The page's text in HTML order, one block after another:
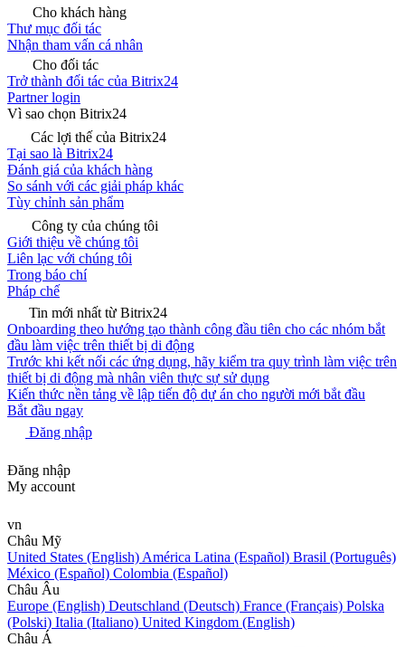
Cho khách hàng
Thư mục đối tác
Nhận tham vấn cá nhân
Cho đối tác
Trở thành đối tác của Bitrix24
Partner login
Vì sao chọn Bitrix24
Các lợi thế của Bitrix24
Tại sao là Bitrix24
Đánh giá của khách hàng
So sánh với các giải pháp khác
Tùy chỉnh sản phẩm
Công ty của chúng tôi
Giới thiệu về chúng tôi
Liên lạc với chúng tôi
Trong báo chí
Pháp chế
Tin mới nhất từ Bitrix24
Onboarding theo hướng tạo thành công đầu tiên cho các nhóm bắt
đầu làm việc trên thiết bị di động
Trước khi kết nối các ứng dụng, hãy kiểm tra quy trình làm việc trên
thiết bị di động mà nhân viên thực sự sử dụng
Kiến thức nền tảng về lập tiến độ dự án cho người mới bắt đầu
Bắt đầu ngay
Đăng nhập
Đăng nhập
My account
vn
Châu Mỹ
United States (English) América Latina (Español) Brasil (Português)
México (Español) Colombia (Español)
Châu Âu
Europe (English) Deutschland (Deutsch) France (Français) Polska
(Polski) Italia (Italiano) United Kingdom (English)
Châu Á